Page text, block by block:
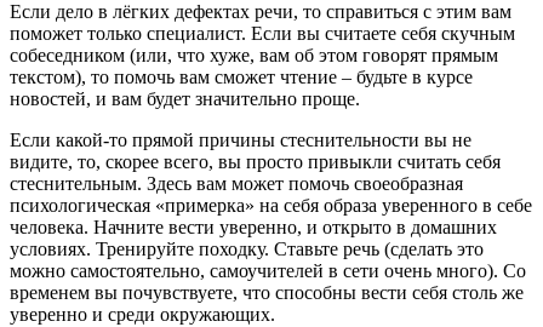
Если дело в лёгких дефектах речи, то справиться с этим вам
поможет только специалист. Если вы считаете себя скучным
собеседником (или, что хуже, вам об этом говорят прямым
текстом), то помочь вам сможет чтение – будьте в курсе
новостей, и вам будет значительно проще.
Если какой-то прямой причины стеснительности вы не
видите, то, скорее всего, вы просто привыкли считать себя
стеснительным. Здесь вам может помочь своеобразная
психологическая «примерка» на себя образа уверенного в себе
человека. Начните вести уверенно, и открыто в домашних
условиях. Тренируйте походку. Ставьте речь (сделать это
можно самостоятельно, самоучителей в сети очень много). Со
временем вы почувствуете, что способны вести себя столь же
уверенно и среди окружающих.